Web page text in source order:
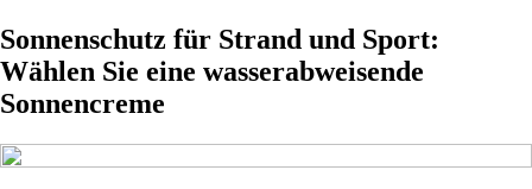
Sonnenschutz für Strand und Sport:
Wählen Sie eine wasserabweisende
Sonnencreme